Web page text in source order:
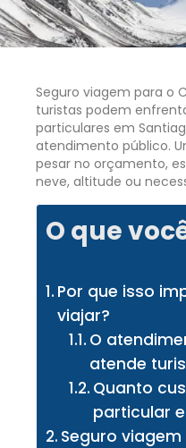
Seguro viagem para o
turistas podem
particulares em
atendimento público.
pesar no orçamento,
neve, altitude ou
O que
Por que isso
viajar?
O
atende
Quanto
particular
Seguro